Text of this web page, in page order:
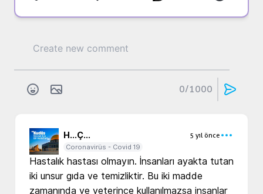
0/1000
H...Ç...
5 yıl önce
Coronavirüs - Covid 19
Hastalık hastası olmayın. İnsanları ayakta tutan
iki unsur gıda ve temizliktir. Bu iki madde
zamanında ve yeterince kullanılmazsa insanlar